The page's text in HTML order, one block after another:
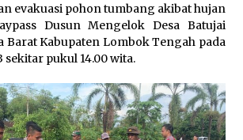
Kempo Amankan salah satu
yang sempat jadi DPO
Revisi PermenPANRB
Soroti Ketidakpastian
Waktu di Tengah
Daerah
evakuasi pohon tumbang akibat hujan
Dusun Mengelok Desa Batujai
Barat Kabupaten Lombok Tengah pada
sekitar pukul 14.00 wita.